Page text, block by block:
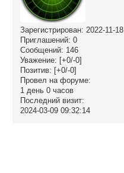
Зарегистрирован: 2022-11-18
Приглашений: 0
Сообщений: 146
Уважение: [+0/-0]
Позитив: [+0/-0]
Провел на форуме:
1 день 0 часов
Последний визит:
2024-03-09 09:32:14